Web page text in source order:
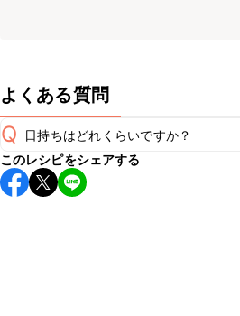
よくある質問
Q 日持ちはどれくらいですか？
保存期間は冷蔵で翌日中が目安です
し上がりください。
このレシピをシェアする